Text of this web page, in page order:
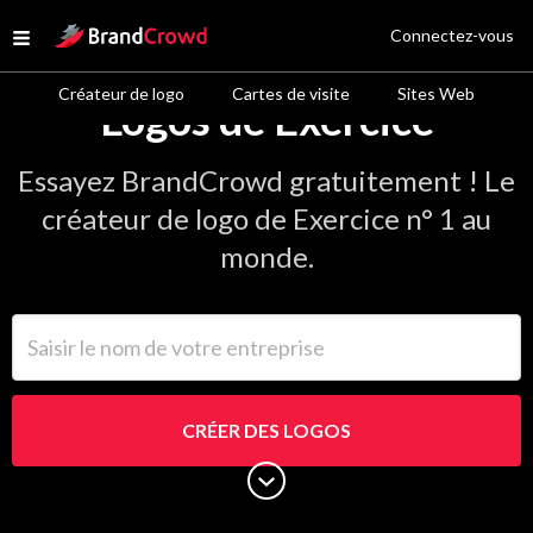
Open menu
Site Logo
Créateur de logo Cartes de visite Sites Web
Connectez-vous
Logos de Exercice
Essayez BrandCrowd gratuitement ! Le
créateur de logo de Exercice n° 1 au
monde.
CRÉER DES LOGOS